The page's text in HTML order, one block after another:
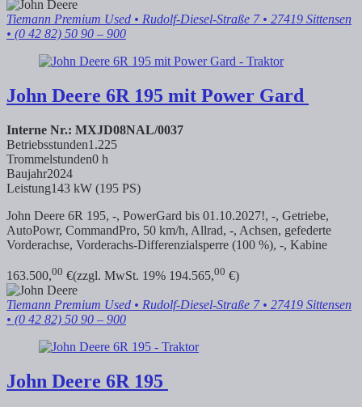
Tiemann Premium Used • Rudolf-Diesel-Straße 7 • 27419 Sittensen
• (0 42 82) 50 90 – 900
John Deere 6R 195 mit Power Gard
Interne Nr.: MXJD08NAL/0037
Betriebsstunden1.225
Trommelstunden0 h
Baujahr2024
Leistung143 kW (195 PS)
John Deere 6R 195, -, PowerGard bis 01.10.2027!, -, Getriebe,
AutoPowr, CommandPro, 50 km/h, Allrad, -, Achsen, gefederte
Vorderachse, Vorderachs-Differenzialsperre (100 %), -, Kabine
163.500,00 €(zzgl. MwSt. 19% 194.565,00 €)
Tiemann Premium Used • Rudolf-Diesel-Straße 7 • 27419 Sittensen
• (0 42 82) 50 90 – 900
John Deere 6R 195